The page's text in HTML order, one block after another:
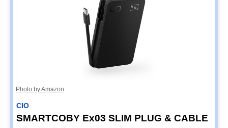
Photo by Amazon
CIO
SMARTCOBY Ex03 SLIM PLUG & CABLE